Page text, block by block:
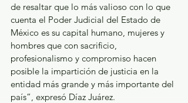
de resaltar que lo más valioso con lo que
cuenta el Poder Judicial del Estado de
México es su capital humano, mujeres y
hombres que con sacrificio,
profesionalismo y compromiso hacen
posible la impartición de justicia en la
entidad más grande y más importante del
país”, expresó Díaz Juárez.